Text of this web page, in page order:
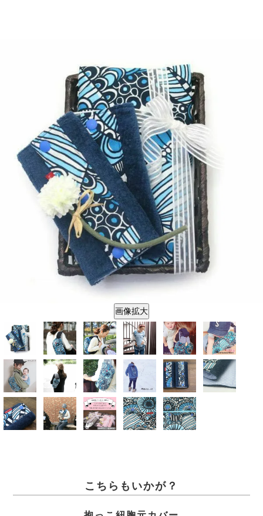
画像拡大
こちらもいかが？